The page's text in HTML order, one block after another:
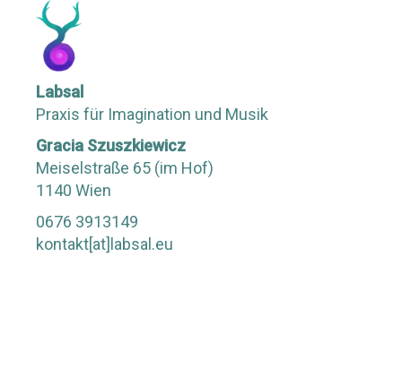
Labsal
Praxis für Imagination und Musik
Gracia Szuszkiewicz
Meiselstraße 65 (im Hof)
1140 Wien
0676 3913149
kontakt[at]labsal.eu